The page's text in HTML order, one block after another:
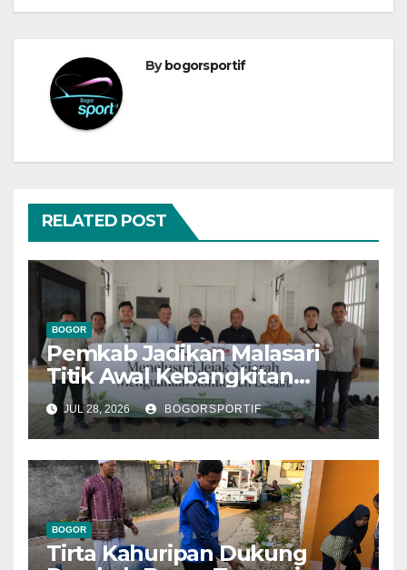
Bybogorsportif
RELATED POST
BOGOR
Pemkab Jadikan Malasari
Titik Awal Kebangkitan
Bogor, PPLI Perkuat
Komitmen Lestarikan Alam
dan Warisan Sejarah
JUL 28, 2026 BOGORSPORTIF
BOGOR
Tirta Kahuripan Dukung